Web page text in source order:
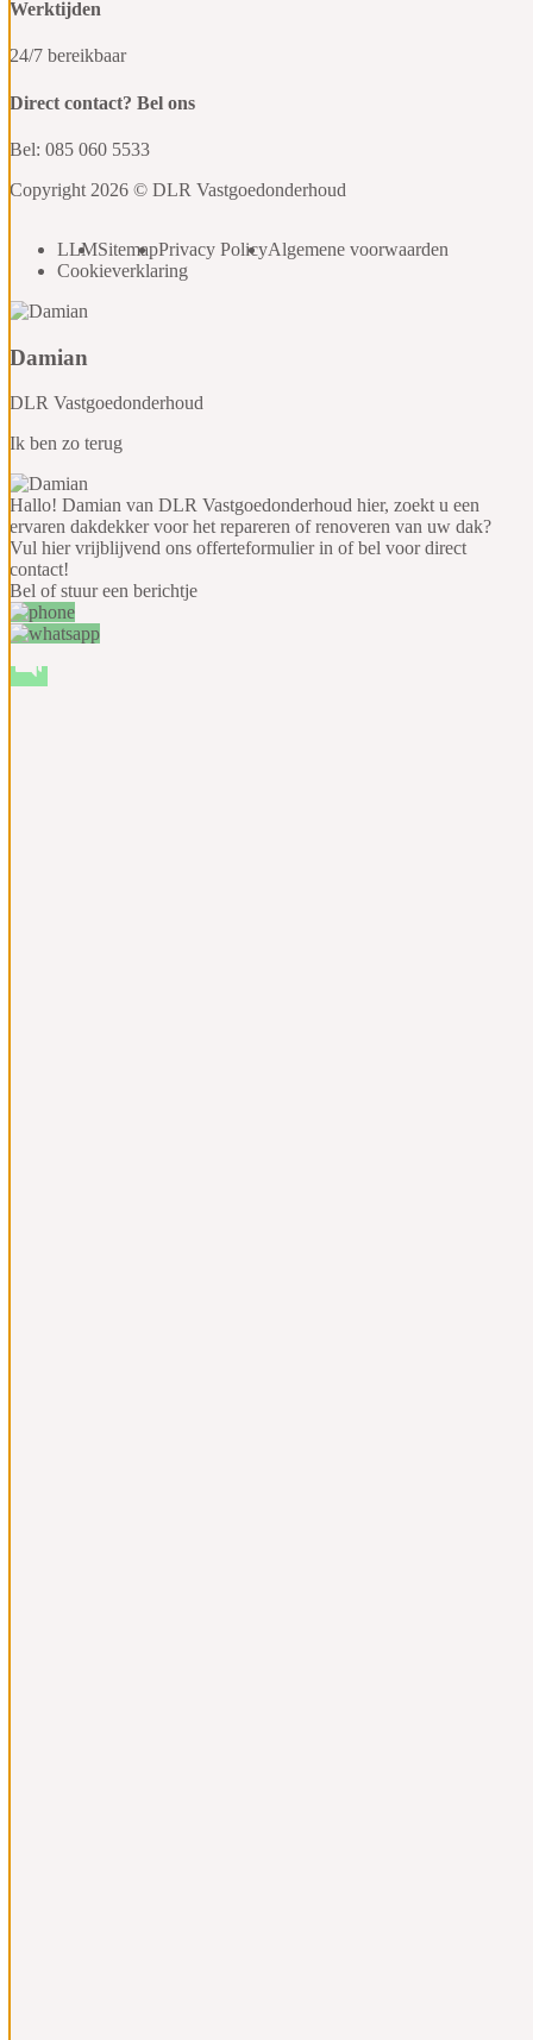
Werktijden
24/7 bereikbaar
Direct contact? Bel ons
Bel: 085 060 5533
Copyright 2026 © DLR Vastgoedonderhoud
LLMSitemapPrivacy PolicyAlgemene voorwaarden
Cookieverklaring
Damian
DLR Vastgoedonderhoud
Ik ben zo terug
Hallo! Damian van DLR Vastgoedonderhoud hier, zoekt u een
ervaren dakdekker voor het repareren of renoveren van uw dak?
Vul hier vrijblijvend ons offerteformulier in of bel voor direct
contact!
Bel of stuur een berichtje